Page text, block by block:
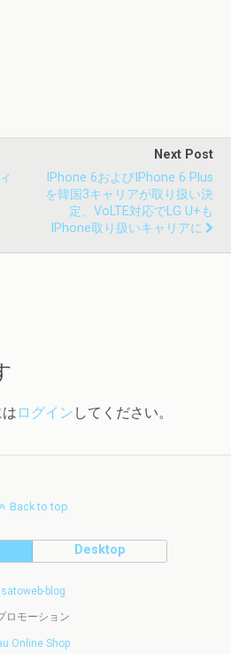
Next Post
IPhone 6およびiPhone 6 Plus
を韓国3キャリアが取り扱い決
定、VoLTE対応でLG U+も
IPhone取り扱いキャリアに
ログイン してください。
Back to top
Desktop
satoweb-blog
ロモーション
Online Shop